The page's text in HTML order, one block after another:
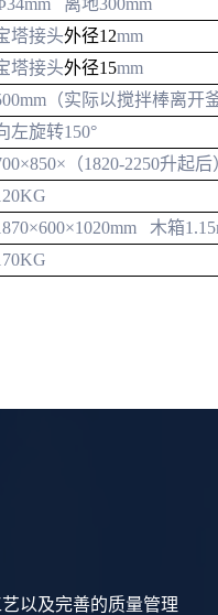
34mm 离地300mm
塔接头外径12mm
塔接头外径15mm
0mm（实际以搅拌棒离开
左旋转150°
（1820-2250升起后
KG
mm 木箱1.15
KG
以及完善的质量管理